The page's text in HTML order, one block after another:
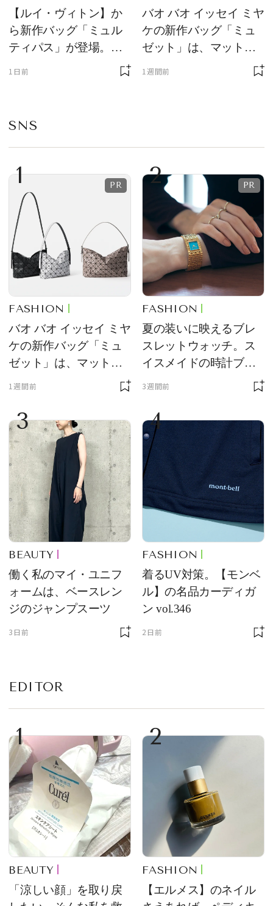
【ルイ・ヴィトン】か
ら新作バッグ「ミュル
ティパス」が登場。ミ
ニサイズもラインナッ
1日前
バオ バオ イッセイ ミヤ
ケの新作バッグ「ミュ
ゼット」は、マットな
1週間前
SNS
1
FASHION
バオ バオ イッセイ ミヤ
ケの新作バッグ「ミュ
ゼット」は、マットな
1週間前
2
FASHION
夏の装いに映えるブレ
スレットウォッチ。ス
イスメイドの時計ブラ
ンド【フレデリック・
をレビュー。【それい
け！ 良品ハンター】
3週間前
3
BEAUTY
働く私のマイ・ユニフ
ォームは、ベースレン
ジのジャンプスーツ
3日前
4
FASHION
着るUV対策。【モンベ
ル】の名品カーディガ
ン vol.346
2日前
EDITOR
1
BEAUTY
「涼しい顔」を取り戻
2
FASHION
【エルメス】のネイル